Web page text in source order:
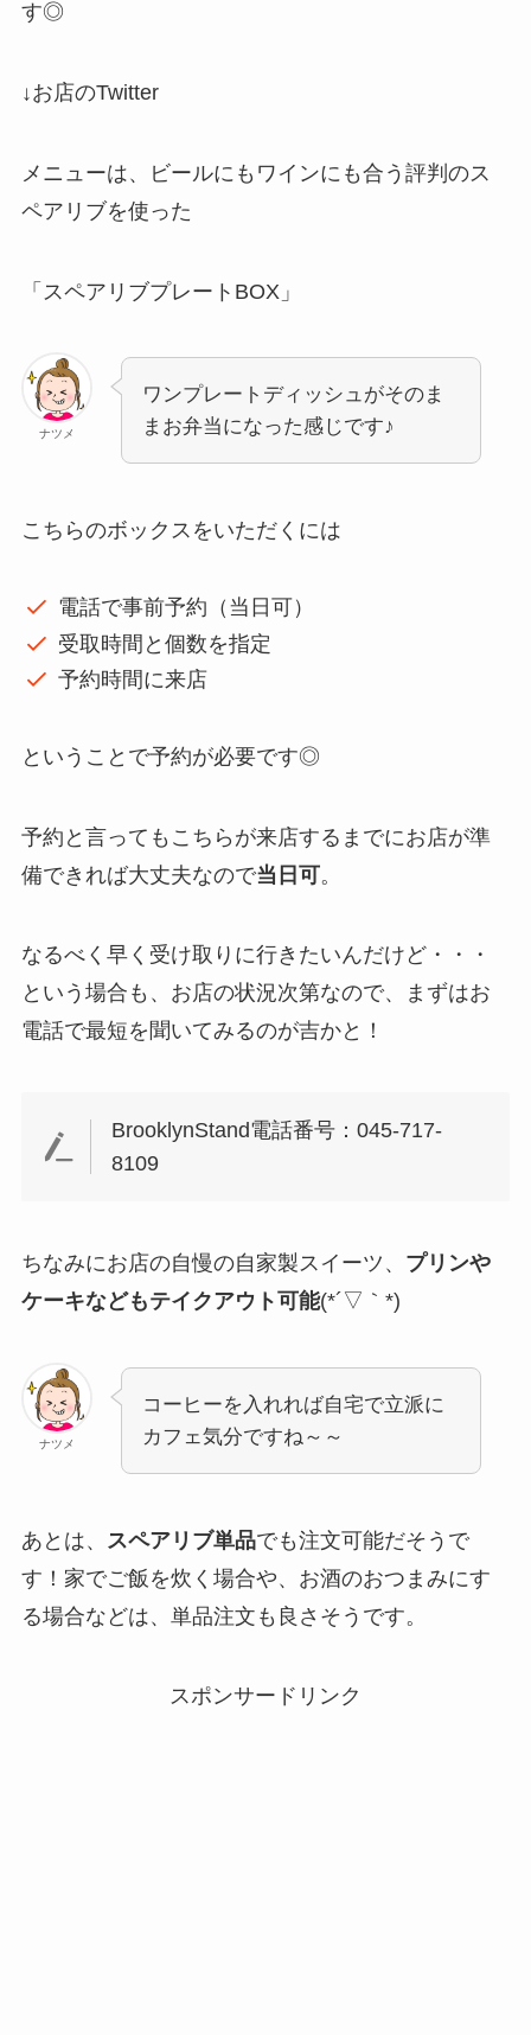
す◎
↓お店のTwitter
メニューは、ビールにもワインにも合う評判のス
ペアリブを使った
「スペアリブプレートBOX」
ナツメ
ワンプレートディッシュがそのま
まお弁当になった感じです♪
こちらのボックスをいただくには
電話で事前予約（当日可）
受取時間と個数を指定
予約時間に来店
ということで予約が必要です◎
予約と言ってもこちらが来店するまでにお店が準
備できれば大丈夫なので当日可。
なるべく早く受け取りに行きたいんだけど・・・
という場合も、お店の状況次第なので、まずはお
電話で最短を聞いてみるのが吉かと！
BrooklynStand電話番号：045-717-
8109
ちなみにお店の自慢の自家製スイーツ、 プリンや
ケーキなどもテイクアウト可能(*´▽｀*)
ナツメ
コーヒーを入れれば自宅で立派に
カフェ気分ですね～～
あとは、 スペアリブ単品でも注文可能だそうで
す！家でご飯を炊く場合や、お酒のおつまみにす
る場合などは、単品注文も良さそうです。
スポンサードリンク